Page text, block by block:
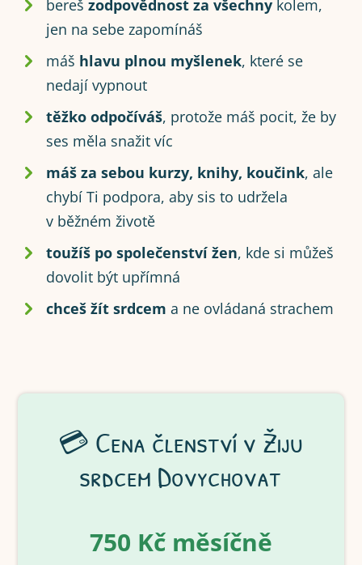
berešzodpovědnost za všechny kolem,
jen na sebe zapomínáš
máš hlavu plnou myšlenek, které se
nedají vypnout
těžko odpočíváš, protože máš pocit, že by
ses měla snažit víc
máš za sebou kurzy, knihy, koučink, ale
chybí Ti podpora, aby sis to udržela
v běžném životě
toužíš po společenství žen, kde si můžeš
dovolit být upřímná
chceš žít srdcema ne ovládaná strachem
💳 Cena členství v Žiju
srdcem Dovychovat
750 Kč měsíčně